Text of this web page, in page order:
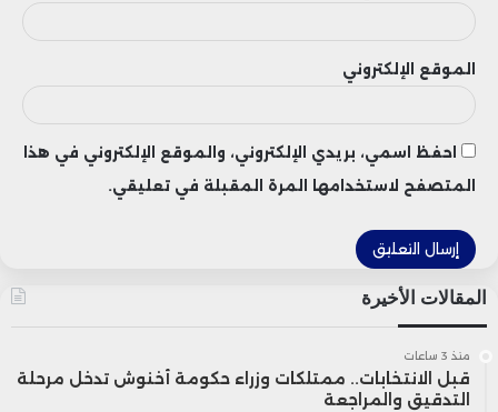
الموقع الإلكتروني
احفظ اسمي، بريدي الإلكتروني، والموقع الإلكتروني في هذا
المتصفح لاستخدامها المرة المقبلة في تعليقي.
المقالات الأخيرة
منذ 3 ساعات
قبل الانتخابات.. ممتلكات وزراء حكومة أخنوش تدخل مرحلة
التدقيق والمراجعة